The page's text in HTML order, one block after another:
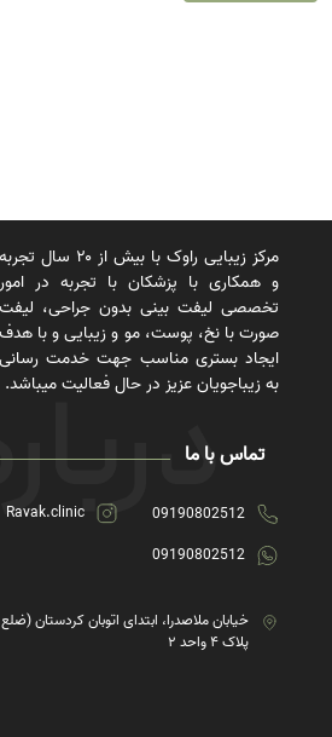
مرکز زیبایی راوک با بیش از ۲۰ سال تجربه
و همکاری با پزشکان با تجربه در امور
تخصصی لیفت بینی بدون جراحی، لیفت
صورت با نخ، پوست، مو و زیبایی و با هدف
ایجاد بستری مناسب جهت خدمت رسانی
به زیباجویان عزیز در حال فعالیت میباشد.
تماس با ما
09190802512
09190802512
Ravak.clinic
خیابان ملاصدرا، ابتدای اتوبان کردستان
پلاک ۴ واحد ۲